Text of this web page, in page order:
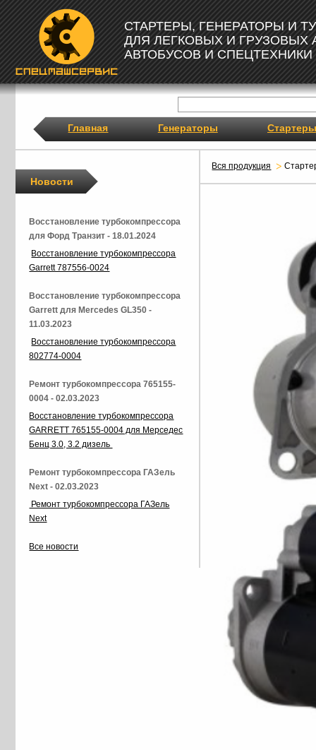
СТАРТЕРЫ, ГЕНЕРАТОРЫ И
ДЛЯ ЛЕГКОВЫХ И ГРУЗОВЫХ
АВТОБУСОВ И СПЕЦТЕХНИКИ
Главная Генераторы Стартеры
Вся продукция
Новости
Восстановление турбокомпрессора
для Форд Транзит - 18.01.2024
Восстановление турбокомпрессора
Garrett 787556-0024
Восстановление турбокомпрессора
Garrett для Mercedes GL350 -
11.03.2023
Восстановление турбокомпрессора
802774-0004
Ремонт турбокомпрессора 765155-
0004 - 02.03.2023
Восстановление турбокомпрессора
GARRETT 765155-0004 для Мерседес
Бенц 3.0, 3.2 дизель
Ремонт турбокомпрессора ГАЗель
Next - 02.03.2023
Ремонт турбокомпрессора ГАЗель
Next
Все новости